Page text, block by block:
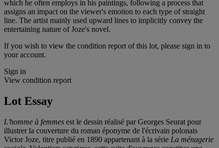
which he often employs in his paintings, following a process that
assigns an impact on the viewer's emotion to each type of straight
line. The artist mainly used upward lines to implicitly convey the
entertaining nature of Joze's novel.
If you wish to view the condition report of this lot, please sign in to
your account.
Sign in
View condition report
Lot Essay
L'homme à femmes est le dessin réalisé par Georges Seurat pour
illustrer la couverture du roman éponyme de l'écrivain polonais
Victor Joze, titre publié en 1890 appartenant à la série La ménagerie